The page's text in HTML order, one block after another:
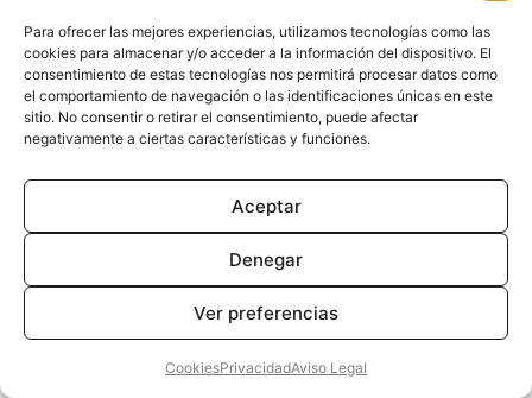
Para ofrecer las mejores experiencias, utilizamos tecnologías como las
cookies para almacenar y/o acceder a la información del dispositivo. El
consentimiento de estas tecnologías nos permitirá procesar datos como
el comportamiento de navegación o las identificaciones únicas en este
sitio. No consentir o retirar el consentimiento, puede afectar
negativamente a ciertas características y funciones.
Aceptar
Denegar
Ver preferencias
CookiesPrivacidadAviso Legal